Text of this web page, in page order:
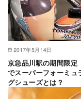
2017年5月14日
京急品川駅の期間限定
でスーパーフォーミュ
グシューズとは？